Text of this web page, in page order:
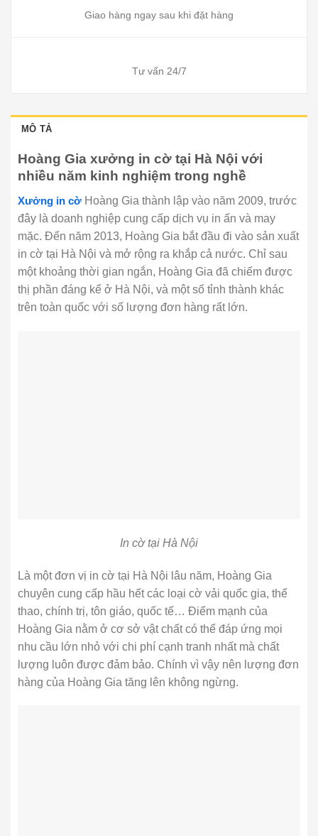
Giao hàng ngay sau khi đặt hàng
Tư vấn 24/7
MÔ TẢ
Hoàng Gia xưởng in cờ tại Hà Nội với
nhiều năm kinh nghiệm trong nghề
Xưởng in cờ Hoàng Gia thành lập vào năm 2009, trước
đây là doanh nghiệp cung cấp dịch vụ in ấn và may
mặc. Đến năm 2013, Hoàng Gia bắt đầu đi vào sản xuất
in cờ tại Hà Nội và mở rộng ra khắp cả nước. Chỉ sau
một khoảng thời gian ngắn, Hoàng Gia đã chiếm được
thị phần đáng kể ở Hà Nội, và một số tỉnh thành khác
trên toàn quốc với số lượng đơn hàng rất lớn.
In cờ tại Hà Nội
Là một đơn vị in cờ tại Hà Nội lâu năm, Hoàng Gia
chuyên cung cấp hầu hết các loại cờ vải quốc gia, thể
thao, chính trị, tôn giáo, quốc tế… Điểm mạnh của
Hoàng Gia nằm ở cơ sở vật chất có thể đáp ứng mọi
nhu cầu lớn nhỏ với chi phí cạnh tranh nhất mà chất
lượng luôn được đảm bảo. Chính vì vậy nên lượng đơn
hàng của Hoàng Gia tăng lên không ngừng.